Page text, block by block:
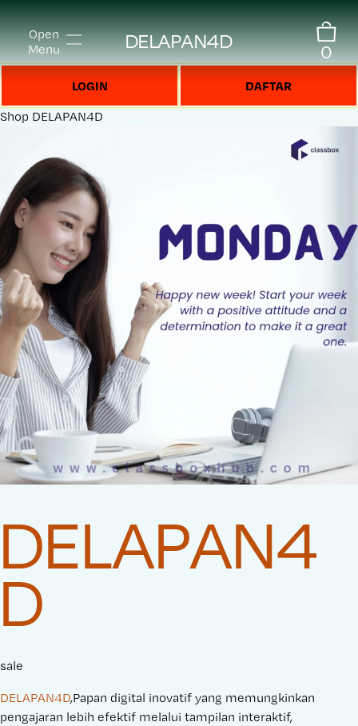
Open
Menu
DELAPAN4D 0
LOGIN DAFTAR
Shop DELAPAN4D
DELAPAN4
D
sale
DELAPAN4D,Papan digital inovatif yang memungkinkan
pengajaran lebih efektif melalui tampilan interaktif,